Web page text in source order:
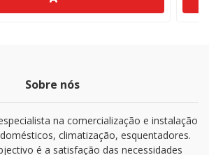
Sobre nós
na comercialização e instalação
climatização, esquentadores.
é a satisfação das necessidades